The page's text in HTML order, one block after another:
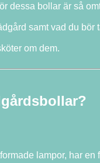
dessa bollar är så
samt vad du bör
om dem.
lampor, har en